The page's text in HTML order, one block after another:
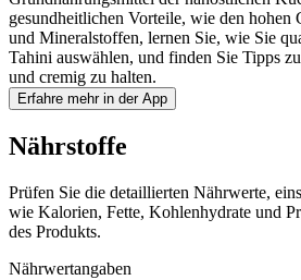
gesundheitlichen Vorteile, wie den hohen
und Mineralstoffen, lernen Sie, wie Sie
Tahini auswählen, und finden Sie Tipps
und cremig zu halten.
Erfahre mehr in der App
Nährstoffe
Prüfen Sie die detaillierten Nährwerte,
wie Kalorien, Fette, Kohlenhydrate und
des Produkts.
Nährwertangaben